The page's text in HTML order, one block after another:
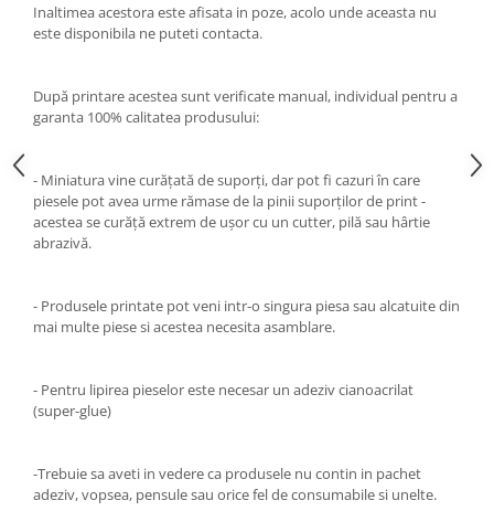
Inaltimea acestora este afisata in poze, acolo unde aceasta nu
este disponibila ne puteti contacta.
După printare acestea sunt verificate manual, individual pentru a
garanta 100% calitatea produsului:
- Miniatura vine curățată de suporți, dar pot fi cazuri în care
piesele pot avea urme rămase de la pinii suporților de print -
acestea se curăță extrem de ușor cu un cutter, pilă sau hârtie
abrazivă.
- Produsele printate pot veni intr-o singura piesa sau alcatuite din
mai multe piese si acestea necesita asamblare.
- Pentru lipirea pieselor este necesar un adeziv cianoacrilat
(super-glue)
-Trebuie sa aveti in vedere ca produsele nu contin in pachet
adeziv, vopsea, pensule sau orice fel de consumabile si unelte.